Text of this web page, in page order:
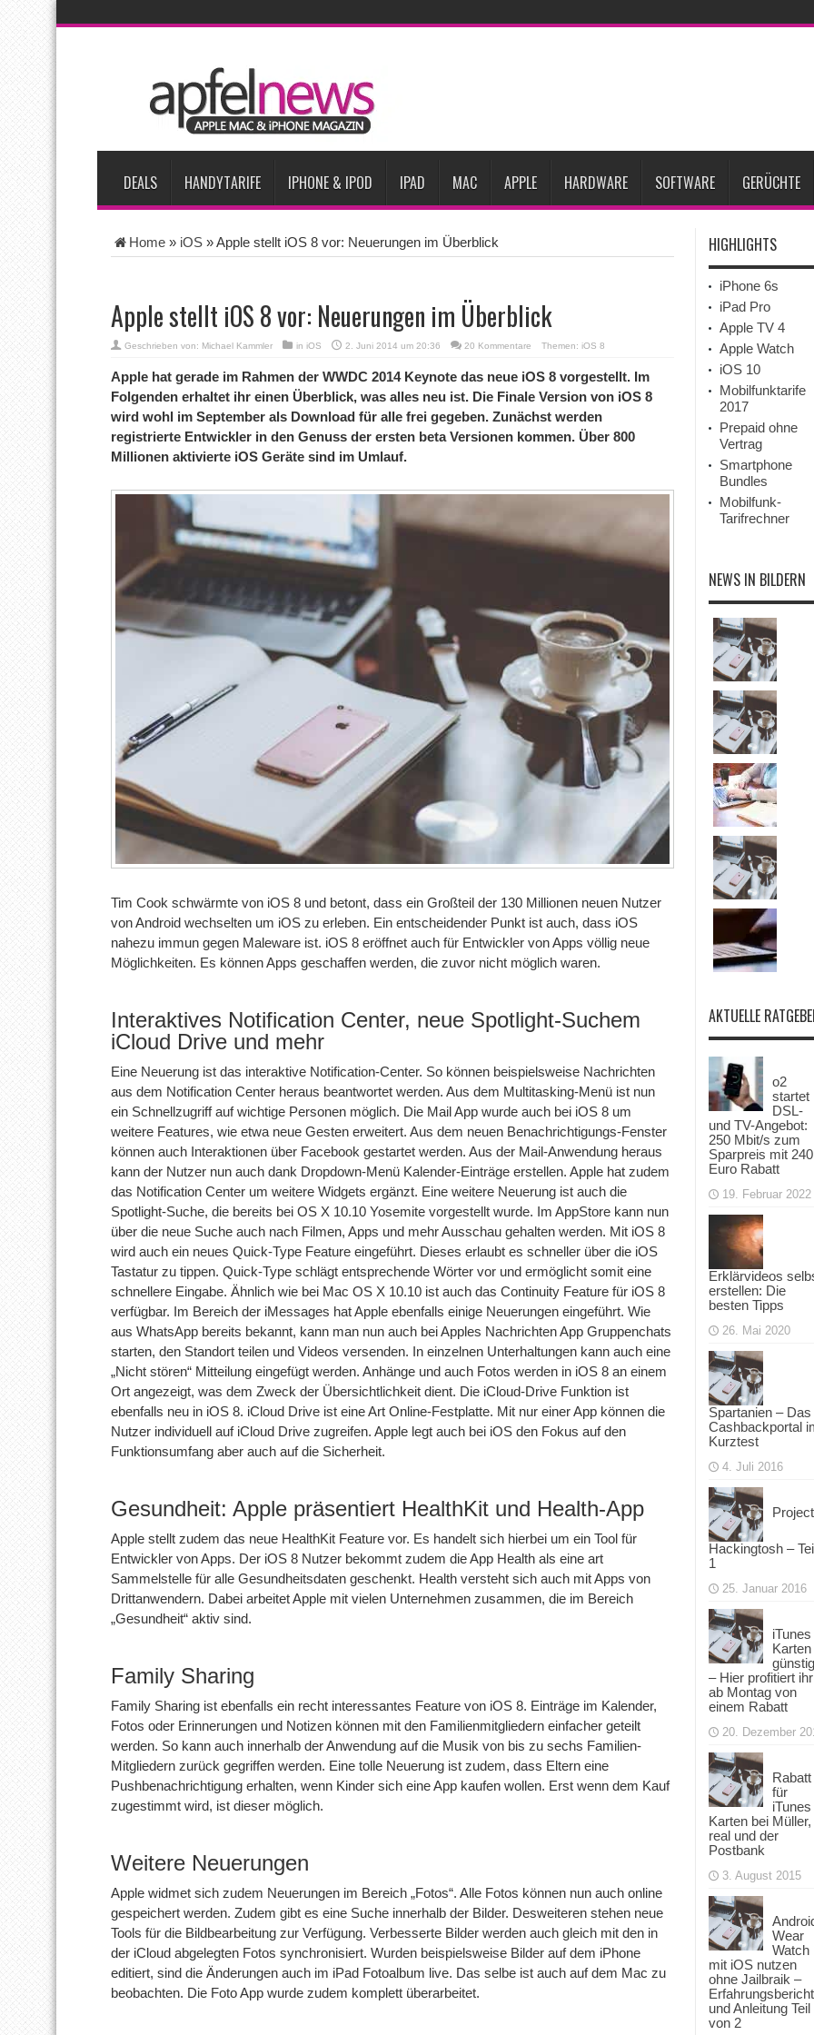
iPhone Ultra lässt Verkauf faltbarer Smartphones 2026 um 20 Prozent steigen
iPhone 18 Pro: Diese 3 großen Upgrades bringt das Top-Modell
iPhone Air 2 für Anfang 2027 erwartet Apples vermutete AirPods mit Kameras sollen bereits im September erscheinen
Apple erzielt 49 Prozent des weltweiten Smartphone-Umsatzes im 2. Quartal
DEALS HANDYTARIFE IPHONE & IPOD IPAD MAC APPLE HARDWARE SOFTWARE GERÜCHTE
Home » iOS »Apple stellt iOS 8 vor: Neuerungen im Überblick
Apple stellt iOS 8 vor: Neuerungen im Überblick
Geschrieben von: Michael Kammler in iOS 2. Juni 2014 um 20:36 20 Kommentare Themen: iOS 8
Apple hat gerade im Rahmen der WWDC 2014 Keynote das neue iOS 8 vorgestellt. Im
Folgenden erhaltet ihr einen Überblick, was alles neu ist. Die Finale Version von iOS 8
wird wohl im September als Download für alle frei gegeben. Zunächst werden
registrierte Entwickler in den Genuss der ersten beta Versionen kommen. Über 800
Millionen aktivierte iOS Geräte sind im Umlauf.
Tim Cook schwärmte von iOS 8 und betont, dass ein Großteil der 130 Millionen neuen Nutzer
von Android wechselten um iOS zu erleben. Ein entscheidender Punkt ist auch, dass iOS
nahezu immun gegen Maleware ist. iOS 8 eröffnet auch für Entwickler von Apps völlig neue
Möglichkeiten. Es können Apps geschaffen werden, die zuvor nicht möglich waren.
Interaktives Notification Center, neue Spotlight-Suchem
iCloud Drive und mehr
Eine Neuerung ist das interaktive Notification-Center. So können beispielsweise Nachrichten
aus dem Notification Center heraus beantwortet werden. Aus dem Multitasking-Menü ist nun
ein Schnellzugriff auf wichtige Personen möglich. Die Mail App wurde auch bei iOS 8 um
weitere Features, wie etwa neue Gesten erweitert. Aus dem neuen Benachrichtigungs-Fenster
können auch Interaktionen über Facebook gestartet werden. Aus der Mail-Anwendung heraus
kann der Nutzer nun auch dank Dropdown-Menü Kalender-Einträge erstellen. Apple hat zudem
das Notification Center um weitere Widgets ergänzt. Eine weitere Neuerung ist auch die
Spotlight-Suche, die bereits bei OS X 10.10 Yosemite vorgestellt wurde. Im AppStore kann nun
über die neue Suche auch nach Filmen, Apps und mehr Ausschau gehalten werden. Mit iOS 8
wird auch ein neues Quick-Type Feature eingeführt. Dieses erlaubt es schneller über die iOS
Tastatur zu tippen. Quick-Type schlägt entsprechende Wörter vor und ermöglicht somit eine
schnellere Eingabe. Ähnlich wie bei Mac OS X 10.10 ist auch das Continuity Feature für iOS 8
verfügbar. Im Bereich der iMessages hat Apple ebenfalls einige Neuerungen eingeführt. Wie
aus WhatsApp bereits bekannt, kann man nun auch bei Apples Nachrichten App Gruppenchats
starten, den Standort teilen und Videos versenden. In einzelnen Unterhaltungen kann auch eine
„Nicht stören“ Mitteilung eingefügt werden. Anhänge und auch Fotos werden in iOS 8 an einem
Ort angezeigt, was dem Zweck der Übersichtlichkeit dient. Die iCloud-Drive Funktion ist
ebenfalls neu in iOS 8. iCloud Drive ist eine Art Online-Festplatte. Mit nur einer App können die
Nutzer individuell auf iCloud Drive zugreifen. Apple legt auch bei iOS den Fokus auf den
Funktionsumfang aber auch auf die Sicherheit.
Gesundheit: Apple präsentiert HealthKit und Health-App
Apple stellt zudem das neue HealthKit Feature vor. Es handelt sich hierbei um ein Tool für
Entwickler von Apps. Der iOS 8 Nutzer bekommt zudem die App Health als eine art
Sammelstelle für alle Gesundheitsdaten geschenkt. Health versteht sich auch mit Apps von
Drittanwendern. Dabei arbeitet Apple mit vielen Unternehmen zusammen, die im Bereich
„Gesundheit“ aktiv sind.
Family Sharing
Family Sharing ist ebenfalls ein recht interessantes Feature von iOS 8. Einträge im Kalender,
Fotos oder Erinnerungen und Notizen können mit den Familienmitgliedern einfacher geteilt
werden. So kann auch innerhalb der Anwendung auf die Musik von bis zu sechs Familien-
Mitgliedern zurück gegriffen werden. Eine tolle Neuerung ist zudem, dass Eltern eine
Pushbenachrichtigung erhalten, wenn Kinder sich eine App kaufen wollen. Erst wenn dem Kauf
zugestimmt wird, ist dieser möglich.
Weitere Neuerungen
Apple widmet sich zudem Neuerungen im Bereich „Fotos“. Alle Fotos können nun auch online
gespeichert werden. Zudem gibt es eine Suche innerhalb der Bilder. Desweiteren stehen neue
Tools für die Bildbearbeitung zur Verfügung. Verbesserte Bilder werden auch gleich mit den in
der iCloud abgelegten Fotos synchronisiert. Wurden beispielsweise Bilder auf dem iPhone
editiert, sind die Änderungen auch im iPad Fotoalbum live. Das selbe ist auch auf dem Mac zu
beobachten. Die Foto App wurde zudem komplett überarbeitet.
HIGHLIGHTS
iPhone 6s
iPad Pro
Apple TV 4
Apple Watch
iOS 10
Mobilfunktarife
2017
Prepaid ohne
Vertrag
Smartphone
Bundles
Mobilfunk-
Tarifrechner
NEWS IN BILDERN
AKTUELLE
o2
startet
DSL-
und TV-Angebot:
250 Mbit/s zum
Sparpreis mit 240
Euro Rabatt
19. Februar 2022
Erklärvideos
erstellen: Die
besten Tipps
26. Mai 2020
Spartanien – Das
Cashbackportal
Kurztest
4. Juli 2016
Project
Hackingtosh –
1
25. Januar 2016
iTunes
Karten
– Hier profitiert ihr
ab Montag von
einem Rabatt
20. Dezember
Rabatt
für
iTunes
Karten bei Müller,
real und der
Postbank
3. August 2015
Wear
Watch
mit iOS nutzen
ohne Jailbraik –
Erfahrungsbericht
und Anleitung Teil
von 2